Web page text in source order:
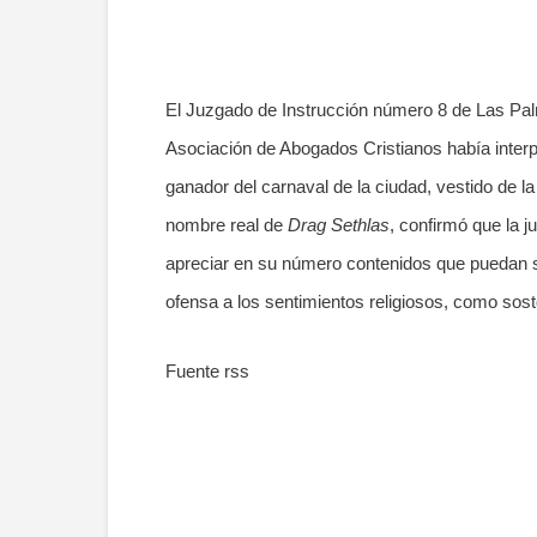
El Juzgado de Instrucción número 8 de Las
Asociación de Abogados Cristianos había
ganador del carnaval de la ciudad, vestido de
nombre real de Drag Sethlas, confirmó que la
apreciar en su número contenidos que
ofensa a los sentimientos religiosos, como
Fuente rss